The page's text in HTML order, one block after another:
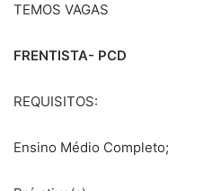
TEMOS VAGAS
FRENTISTA- PCD
REQUISITOS:
Ensino Médio Completo;